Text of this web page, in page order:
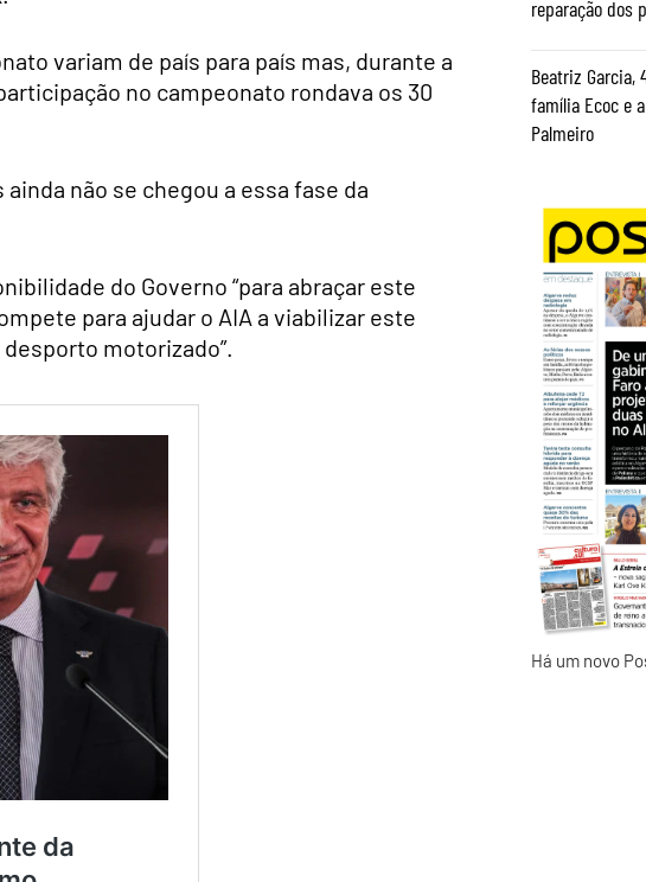
variam de país para país mas, durante a
no campeonato rondava os 30
não se chegou a essa fase da
do Governo “para abraçar este
para ajudar o AIA a viabilizar este
motorizado”.
reparação dos
Beatriz Garcia,
família Ecoc e
Palmeiro
Há um novo